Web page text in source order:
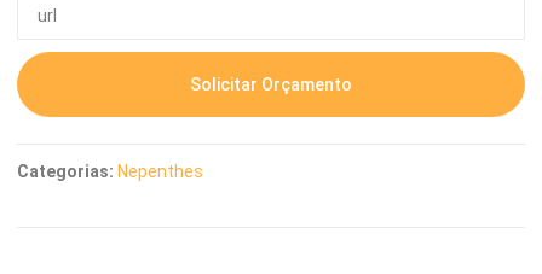
Solicitar Orçamento
Categorias: Nepenthes